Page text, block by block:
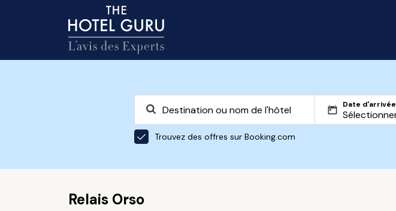
Date d'arrivée
Trouvez des offres sur Booking.com
Relais Orso